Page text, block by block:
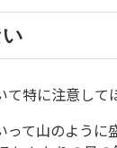
特に注意して
て山のよう